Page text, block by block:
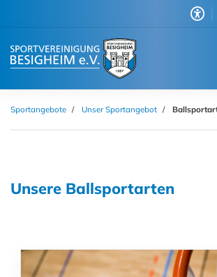
Sportangebote Unser Sportangebot
Unsere Ballsportarten